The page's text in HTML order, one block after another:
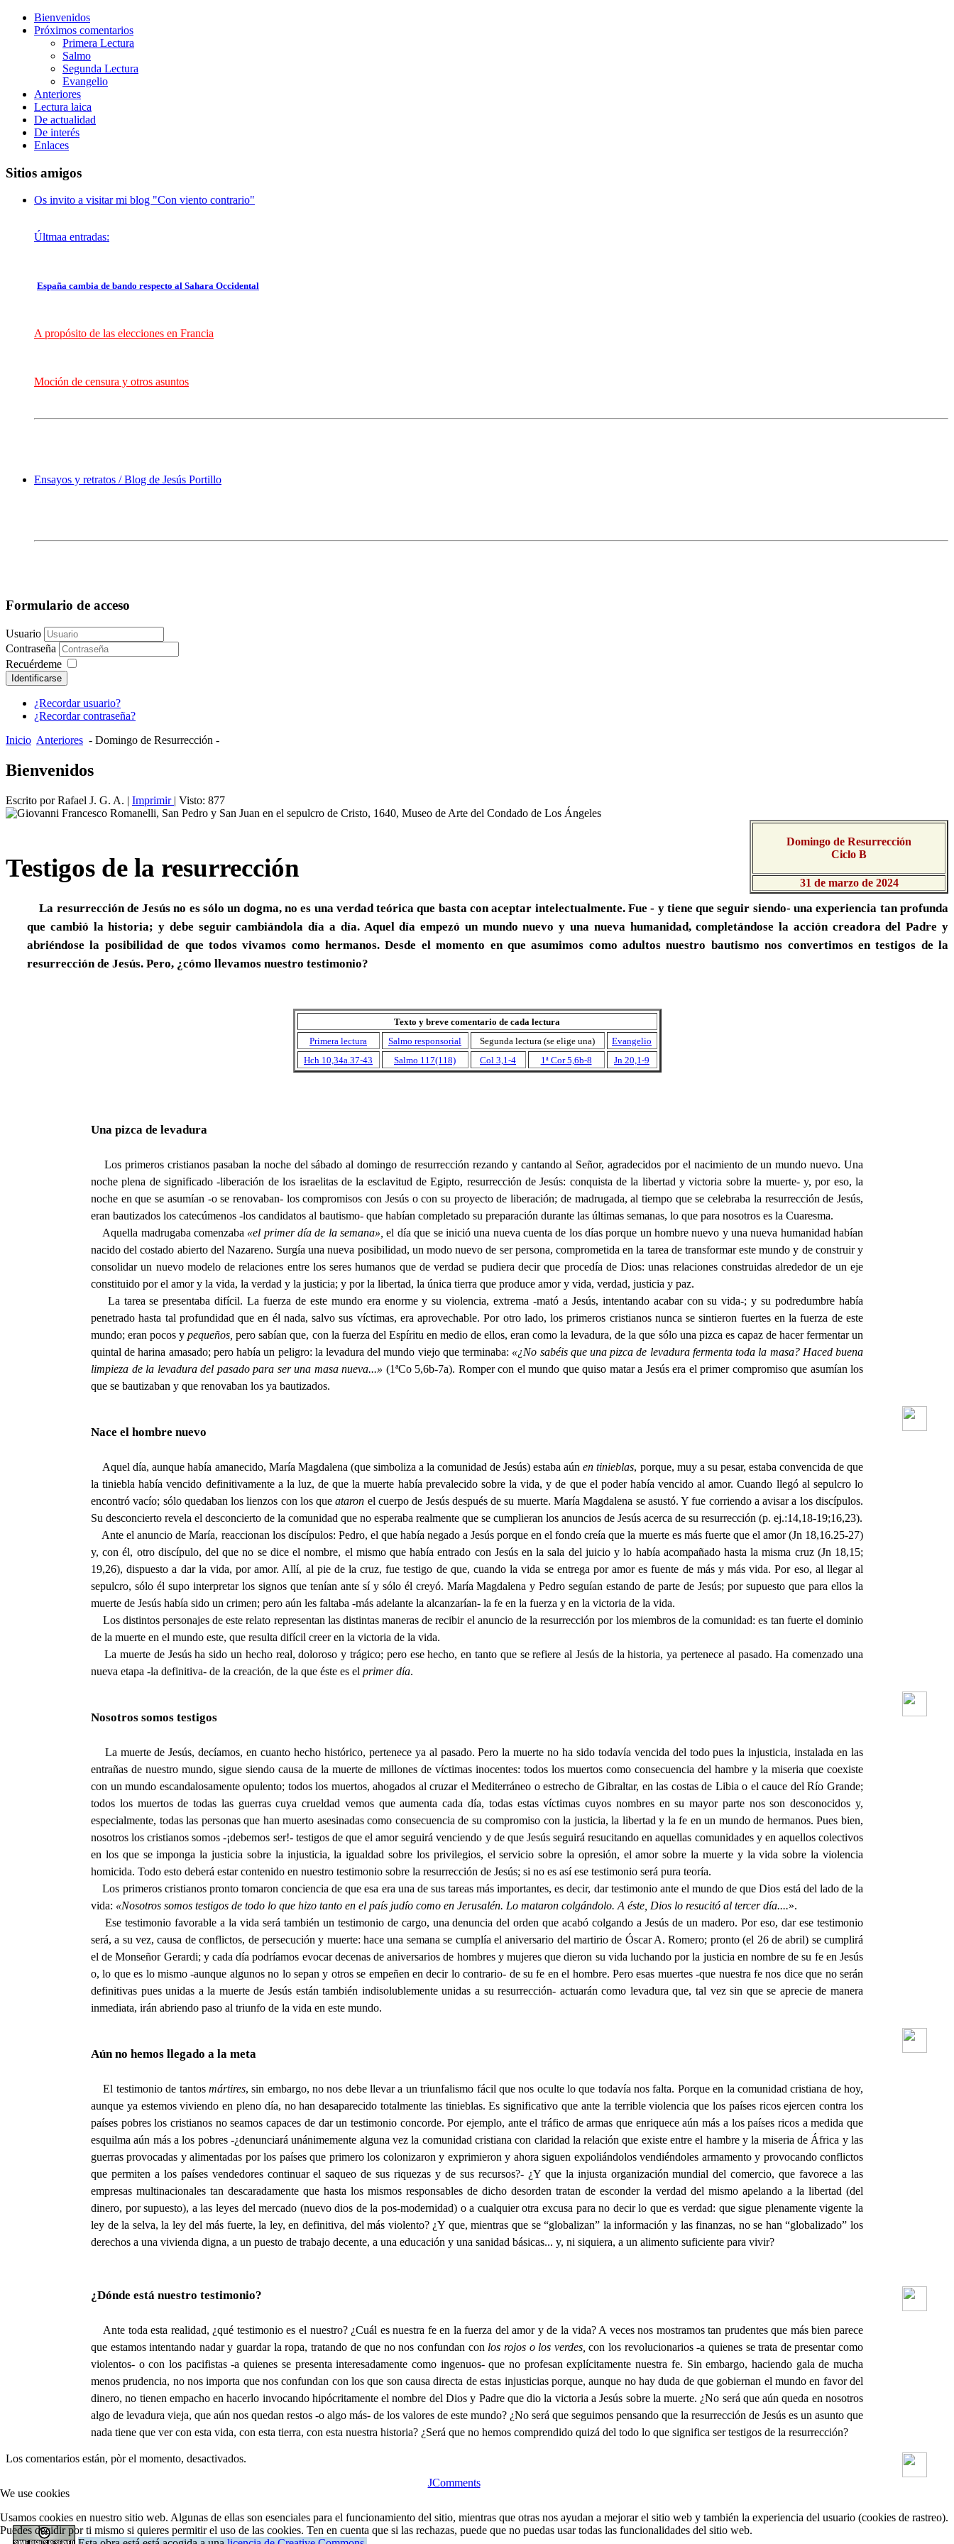
Bienvenidos
Próximos comentarios
Primera Lectura
Salmo
Segunda Lectura
Evangelio
Anteriores
Lectura laica
De actualidad
De interés
Enlaces
Sitios amigos
Os invito a visitar mi blog "Con viento contrario"
Últmaa entradas:
España cambia de bando respecto al Sahara Occidental
A propósito de las elecciones en Francia
Moción de censura y otros asuntos
Ensayos y retratos / Blog de Jesús Portillo
Formulario de acceso
Usuario
Contraseña
Recuérdeme
Identificarse
¿Recordar usuario?
¿Recordar contraseña?
Inicio Anteriores - Domingo de Resurrección -
Bienvenidos
Escrito por Rafael J. G. A. | Imprimir | Visto: 877
Domingo de Resurrección
Ciclo B
31 de marzo de 2024
Testigos de la resurrección
La resurrección de Jesús no es sólo un dogma, no es una verdad teórica que basta con aceptar intelectualmente. Fue - y tiene que seguir siendo- una experiencia tan profunda
que cambió la historia; y debe seguir cambiándola día a día. Aquel día empezó un mundo nuevo y una nueva humanidad, completándose la acción creadora del Padre y
abriéndose la posibilidad de que todos vivamos como hermanos. Desde el momento en que asumimos como adultos nuestro bautismo nos convertimos en testigos de la
resurrección de Jesús. Pero, ¿cómo llevamos nuestro testimonio?
Texto y breve comentario de cada lectura
Primera lectura
Salmo responsorial Segunda lectura (se elige una)
Evangelio
Hch 10,34a.37-43
Salmo 117(118) Col 3,1-4 1ª Cor 5,6b-8 Jn 20,1-9
Una pizca de levadura
Los primeros cristianos pasaban la noche del sábado al domingo de resurrección rezando y cantando al Señor, agradecidos por el nacimiento de un mundo nuevo. Una
noche plena de significado -liberación de los israelitas de la esclavitud de Egipto, resurrección de Jesús: conquista de la libertad y victoria sobre la muerte- y, por eso, la
noche en que se asumían -o se renovaban- los compromisos con Jesús o con su proyecto de liberación; de madrugada, al tiempo que se celebraba la resurrección de Jesús,
eran bautizados los catecúmenos -los candidatos al bautismo- que habían completado su preparación durante las últimas semanas, lo que para nosotros es la Cuaresma.
Aquella madrugaba comenzaba «el primer día de la semana»,el día que se inició una nueva cuenta de los días porque un hombre nuevo y una nueva humanidad habían
nacido del costado abierto del Nazareno. Surgía una nueva posibilidad, un modo nuevo de ser persona, comprometida en la tarea de transformar este mundo y de construir y
consolidar un nuevo modelo de relaciones entre los seres humanos que de verdad se pudiera decir que procedía de Dios: unas relaciones construidas alrededor de un eje
constituido por el amor y la vida, la verdad y la justicia; y por la libertad, la única tierra que produce amor y vida, verdad, justicia y paz.
La tarea se presentaba difícil. La fuerza de este mundo era enorme y su violencia, extrema -mató a Jesús, intentando acabar con su vida-; y su podredumbre había
penetrado hasta tal profundidad que en él nada, salvo sus víctimas, era aprovechable. Por otro lado, los primeros cristianos nunca se sintieron fuertes en la fuerza de este
mundo; eran pocos ypequeños,pero sabían que, con la fuerza del Espíritu en medio de ellos, eran como la levadura, de la que sólo una pizca es capaz de hacer fermentar un
quintal de harina amasado; pero había un peligro: la levadura del mundo viejo que terminaba: «¿No sabéis que una pizca de levadura fermenta toda la masa? Haced buena
limpieza de la levadura del pasado para ser una masa nueva...» (1ªCo 5,6b-7a). Romper con el mundo que quiso matar a Jesús era el primer compromiso que asumían los
que se bautizaban y que renovaban los ya bautizados.
Nace el hombre nuevo
Aquel día, aunque había amanecido, María Magdalena (que simboliza a la comunidad de Jesús) estaba aúnen tinieblas, porque, muy a su pesar, estaba convencida de que
la tiniebla había vencido definitivamente a la luz, de que la muerte había prevalecido sobre la vida, y de que el poder había vencido al amor. Cuando llegó al sepulcro lo
encontró vacío; sólo quedaban los lienzos con los queataron el cuerpo de Jesús después de su muerte. María Magdalena se asustó. Y fue corriendo a avisar a los discípulos.
Su desconcierto revela el desconcierto de la comunidad que no esperaba realmente que se cumplieran los anuncios de Jesús acerca de su resurrección (p. ej.:14,18-19;16,23).
Ante el anuncio de María, reaccionan los discípulos: Pedro, el que había negado a Jesús porque en el fondo creía que la muerte es más fuerte que el amor (Jn 18,16.25-27)
y, con él, otro discípulo, del que no se dice el nombre, el mismo que había entrado con Jesús en la sala del juicio y lo había acompañado hasta la misma cruz (Jn 18,15;
19,26), dispuesto a dar la vida, por amor. Allí, al pie de la cruz, fue testigo de que, cuando la vida se entrega por amor es fuente de más y más vida. Por eso, al llegar al
sepulcro, sólo él supo interpretar los signos que tenían ante sí y sólo él creyó. María Magdalena y Pedro seguían estando de parte de Jesús; por supuesto que para ellos la
muerte de Jesús había sido un crimen; pero aún les faltaba -más adelante la alcanzarían- la fe en la fuerza y en la victoria de la vida.
Los distintos personajes de este relato representan las distintas maneras de recibir el anuncio de la resurrección por los miembros de la comunidad: es tan fuerte el dominio
de la muerte en el mundo este, que resulta difícil creer en la victoria de la vida.
La muerte de Jesús ha sido un hecho real, doloroso y trágico; pero ese hecho, en tanto que se refiere al Jesús de la historia, ya pertenece al pasado. Ha comenzado una
nueva etapa -la definitiva- de la creación, de la que éste es el primer día.
Nosotros somos testigos
La muerte de Jesús, decíamos, en cuanto hecho histórico, pertenece ya al pasado. Pero la muerte no ha sido todavía vencida del todo pues la injusticia, instalada en las
entrañas de nuestro mundo, sigue siendo causa de la muerte de millones de víctimas inocentes: todos los muertos como consecuencia del hambre y la miseria que coexiste
con un mundo escandalosamente opulento; todos los muertos, ahogados al cruzar el Mediterráneo o estrecho de Gibraltar, en las costas de Libia o el cauce del Río Grande;
todos los muertos de todas las guerras cuya crueldad vemos que aumenta cada día, todas estas víctimas cuyos nombres en su mayor parte nos son desconocidos y,
especialmente, todas las personas que han muerto asesinadas como consecuencia de su compromiso con la justicia, la libertad y la fe en un mundo de hermanos. Pues bien,
nosotros los cristianos somos -¡debemos ser!- testigos de que el amor seguirá venciendo y de que Jesús seguirá resucitando en aquellas comunidades y en aquellos colectivos
en los que se imponga la justicia sobre la injusticia, la igualdad sobre los privilegios, el servicio sobre la opresión, el amor sobre la muerte y la vida sobre la violencia
homicida. Todo esto deberá estar contenido en nuestro testimonio sobre la resurrección de Jesús; si no es así ese testimonio será pura teoría.
Los primeros cristianos pronto tomaron conciencia de que esa era una de sus tareas más importantes, es decir, dar testimonio ante el mundo de que Dios está del lado de la
vida: «Nosotros somos testigos de todo lo que hizo tanto en el país judío como en Jerusalén. Lo mataron colgándolo. A éste, Dios lo resucitó al tercer día....».
Ese testimonio favorable a la vida será también un testimonio de cargo, una denuncia del orden que acabó colgando a Jesús de un madero. Por eso, dar ese testimonio
será, a su vez, causa de conflictos, de persecución y muerte: hace una semana se cumplía el aniversario del martirio de Óscar A. Romero; pronto (el 26 de abril) se cumplirá
el de Monseñor Gerardi; y cada día podríamos evocar decenas de aniversarios de hombres y mujeres que dieron su vida luchando por la justicia en nombre de su fe en Jesús
o, lo que es lo mismo -aunque algunos no lo sepan y otros se empeñen en decir lo contrario- de su fe en el hombre. Pero esas muertes -que nuestra fe nos dice que no serán
definitivas pues unidas a la muerte de Jesús están también indisolublemente unidas a su resurrección- actuarán como levadura que, tal vez sin que se aprecie de manera
inmediata, irán abriendo paso al triunfo de la vida en este mundo.
Aún no hemos llegado a la meta
El testimonio de tantos mártires, sin embargo, no nos debe llevar a un triunfalismo fácil que nos oculte lo que todavía nos falta. Porque en la comunidad cristiana de hoy,
aunque ya estemos viviendo en pleno día, no han desaparecido totalmente las tinieblas. Es significativo que ante la terrible violencia que los países ricos ejercen contra los
países pobres los cristianos no seamos capaces de dar un testimonio concorde. Por ejemplo, ante el tráfico de armas que enriquece aún más a los países ricos a medida que
esquilma aún más a los pobres -¿denunciará unánimemente alguna vez la comunidad cristiana con claridad la relación que existe entre el hambre y la miseria de África y las
guerras provocadas y alimentadas por los países que primero los colonizaron y exprimieron y ahora siguen expoliándolos vendiéndoles armamento y provocando conflictos
que permiten a los países vendedores continuar el saqueo de sus riquezas y de sus recursos?- ¿Y que la injusta organización mundial del comercio, que favorece a las
empresas multinacionales tan descaradamente que hasta los mismos responsables de dicho desorden tratan de esconder la verdad del mismo apelando a la libertad (del
dinero, por supuesto), a las leyes del mercado (nuevo dios de la pos-modernidad) o a cualquier otra excusa para no decir lo que es verdad: que sigue plenamente vigente la
ley de la selva, la ley del más fuerte, la ley, en definitiva, del más violento? ¿Y que, mientras que se “globalizan” la información y las finanzas, no se han “globalizado” los
derechos a una vivienda digna, a un puesto de trabajo decente, a una educación y una sanidad básicas... y, ni siquiera, a un alimento suficiente para vivir?
¿Dónde está nuestro testimonio?
Ante toda esta realidad, ¿qué testimonio es el nuestro? ¿Cuál es nuestra fe en la fuerza del amor y de la vida? A veces nos mostramos tan prudentes que más bien parece
que estamos intentando nadar y guardar la ropa, tratando de que no nos confundan con los rojos o los verdes,con los revolucionarios -a quienes se trata de presentar como
violentos- o con los pacifistas -a quienes se presenta interesadamente como ingenuos- que no profesan explícitamente nuestra fe. Sin embargo, haciendo gala de mucha
menos prudencia, no nos importa que nos confundan con los que son causa directa de estas injusticias porque, aunque no hay duda de que gobiernan el mundo en favor del
dinero, no tienen empacho en hacerlo invocando hipócritamente el nombre del Dios y Padre que dio la victoria a Jesús sobre la muerte. ¿No será que aún queda en nosotros
algo de levadura vieja, que aún nos quedan restos -o algo más- de los valores de este mundo? ¿No será que seguimos pensando que la resurrección de Jesús es un asunto que
nada tiene que ver con esta vida, con esta tierra, con esta nuestra historia? ¿Será que no hemos comprendido quizá del todo lo que significa ser testigos de la resurrección?
Los comentarios están, pòr el momento, desactivados.
JComments
We use cookies
Usamos cookies en nuestro sitio web. Algunas de ellas son esenciales para el funcionamiento del sitio, mientras que otras nos ayudan a mejorar el sitio web y también la experiencia del usuario (cookies de rastreo).
Puedes decidir por ti mismo si quieres permitir el uso de las cookies. Ten en cuenta que si las rechazas, puede que no puedas usar todas las funcionalidades del sitio web.